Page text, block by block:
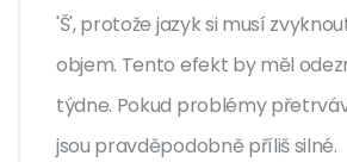
'Š', protože jazyk si musí
objem. Tento efekt by měl
týdne. Pokud problémy
jsou pravděpodobně příliš silné.